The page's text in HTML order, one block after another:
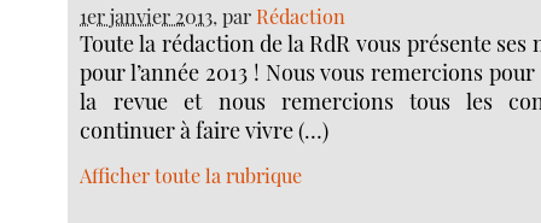
1er janvier 2013, par Rédaction
Toute la rédaction de la RdR vous présente
pour l’année 2013 ! Nous vous remercions
la revue et nous remercions tous les
continuer à faire vivre (…)
Afficher toute la rubrique